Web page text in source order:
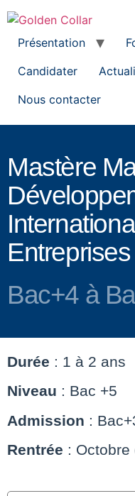
Présentation
Candidater
Nous contacter
Mastère
Entreprises
Bac+4 à
Durée : 1 à 2 ans
Niveau : Bac +5
Admission :
Rentrée :